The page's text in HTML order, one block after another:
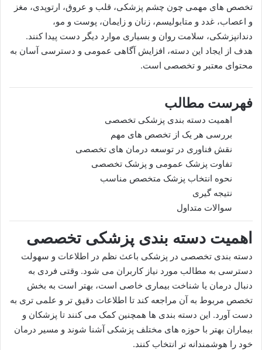
تخصص های مهمی چون چشم پزشکی، قلب و عروق، ارتوپدی، مغز
و اعصاب، غدد و متابولیسم، زنان و زایمان، پوست و مو،
دندانپزشکی، سلامت روان و بسیاری موارد دیگر دست پیدا کنند.
هدف از ایجاد این دسته، افزایش آگاهی عمومی و دسترسی آسان به
محتوای معتبر و تخصصی است.
فهرست مطالب
اهمیت دسته بندی پزشکی تخصصی
بررسی هر یک از تخصص های مهم
نقش فناوری در توسعه درمان های تخصصی
تفاوت پزشک عمومی و پزشک تخصصی
نحوه انتخاب پزشک متخصص مناسب
نتیجه گیری
سوالات متداول
اهمیت دسته بندی پزشکی تخصصی
دسته بندی تخصصی در پزشکی باعث نظم در اطلاعات و سهولت
دسترسی به مطالب مورد نیاز کاربران می شود. وقتی فردی به
دنبال درمان یا شناخت بیماری خاصی است، بهتر است به بخش
تخصص مربوط به آن مراجعه کند تا اطلاعات دقیق تر و علمی تری به
دست آورد. این دسته بندی ها همچنین کمک می کنند تا پزشکان و
بیماران بهتر با حوزه های مختلف پزشکی آشنا شوند و مسیر درمان
خود را هوشمندانه تر انتخاب کنند.